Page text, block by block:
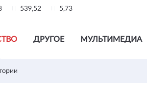
539,52 5,73
ДРУГОЕ МУЛЬТИМЕДИА